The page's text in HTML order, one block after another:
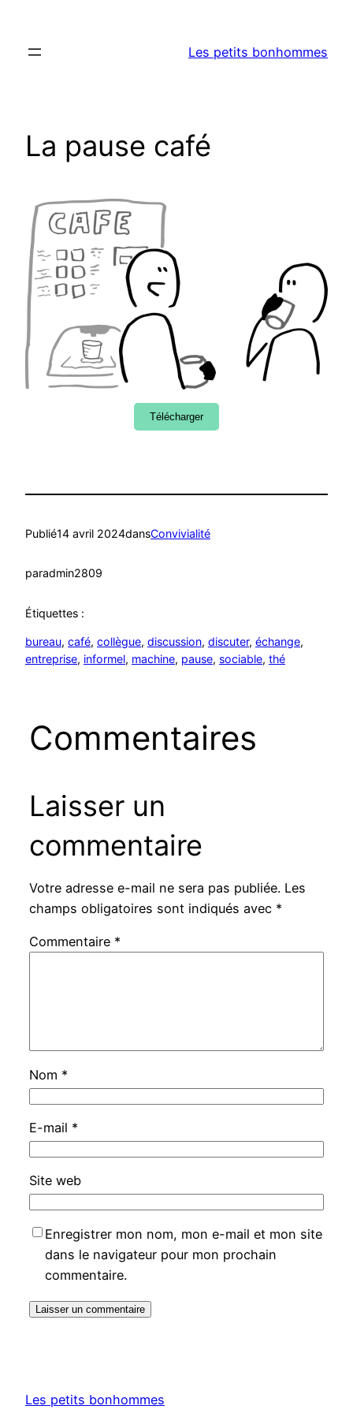
contenu
Les petits bonhommes
La pause café
Télécharger
Publié14 avril 2024dansConvivialité
paradmin2809
Étiquettes :
bureau, café, collègue, discussion, discuter, échange
entreprise, informel, machine, pause, sociable, thé
Commentaires
Laisser un
commentaire
Votre adresse e-mail ne sera pas publiée. Les
champs obligatoires sont indiqués avec *
Commentaire *
Nom *
E-mail *
Site web
Enregistrer mon nom, mon e-mail et mon site
dans le navigateur pour mon prochain
commentaire.
Les petits bonhommes